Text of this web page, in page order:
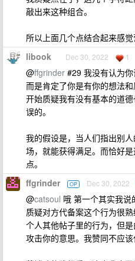
敲出来这种组合。
所以上面几个点结合起来感觉
libook Dec 30, 2022 1
@ffgrinder #29 我没有认为你
而是肯定了你是有你的想法
开始质疑我有没有基本的道
误的。
我的假设是，当人们指出别
场，就能获得满足。而恰好
点。
ffgrinder OP Dec 30, 2022
@catsoul 哦 第一个其实我
质疑对方代备案这个行为很
个人其他帖子里的行为，但
攻击你的意思。我赞同不应